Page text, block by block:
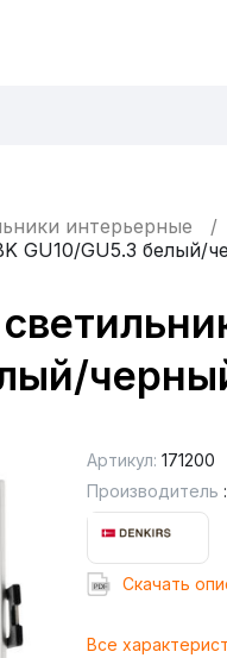
интерьерные
GU10/GU5.3 белый/
Артикул: 171200
Производитель :
Cкачать
Все